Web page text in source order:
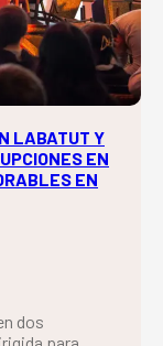
LABATUT Y
EN
EN
dos